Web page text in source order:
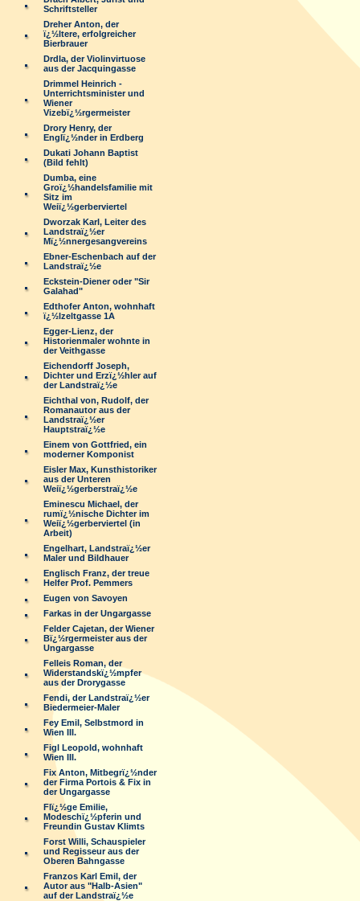
Schriftsteller
Dreher Anton, der
ï¿½ltere, erfolgreicher
Bierbrauer
Drdla, der Violinvirtuose
aus der Jacquingasse
Drimmel Heinrich -
Unterrichtsminister und
Wiener
Vizebï¿½rgermeister
Drory Henry, der
Englï¿½nder in Erdberg
Dukati Johann Baptist
(Bild fehlt)
Dumba, eine
Groï¿½handelsfamilie mit
Sitz im
Weiï¿½gerberviertel
Dworzak Karl, Leiter des
Landstraï¿½er
Mï¿½nnergesangvereins
Ebner-Eschenbach auf der
Landstraï¿½e
Eckstein-Diener oder "Sir
Galahad"
Edthofer Anton, wohnhaft
ï¿½lzeltgasse 1A
Egger-Lienz, der
Historienmaler wohnte in
der Veithgasse
Eichendorff Joseph,
Dichter und Erzï¿½hler auf
der Landstraï¿½e
Eichthal von, Rudolf, der
Romanautor aus der
Landstraï¿½er
Hauptstraï¿½e
Einem von Gottfried, ein
moderner Komponist
Eisler Max, Kunsthistoriker
aus der Unteren
Weiï¿½gerberstraï¿½e
Eminescu Michael, der
rumï¿½nische Dichter im
Weiï¿½gerberviertel (in
Arbeit)
Engelhart, Landstraï¿½er
Maler und Bildhauer
Englisch Franz, der treue
Helfer Prof. Pemmers
Eugen von Savoyen
Farkas in der Ungargasse
Felder Cajetan, der Wiener
Bï¿½rgermeister aus der
Ungargasse
Felleis Roman, der
Widerstandskï¿½mpfer
aus der Drorygasse
Fendi, der Landstraï¿½er
Biedermeier-Maler
Fey Emil, Selbstmord in
Wien III.
Figl Leopold, wohnhaft
Wien III.
Fix Anton, Mitbegrï¿½nder
der Firma Portois & Fix in
der Ungargasse
Flï¿½ge Emilie,
Modeschï¿½pferin und
Freundin Gustav Klimts
Forst Willi, Schauspieler
und Regisseur aus der
Oberen Bahngasse
Franzos Karl Emil, der
Autor aus "Halb-Asien"
auf der Landstraï¿½e